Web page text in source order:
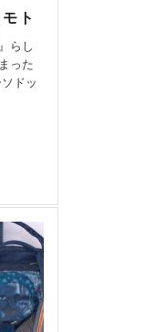
ト
らし
った
ドッ